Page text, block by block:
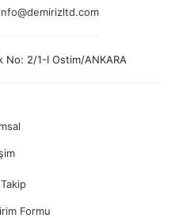
info@demirizltd.com
No: 2/1-I Ostim/ANKARA
Formu